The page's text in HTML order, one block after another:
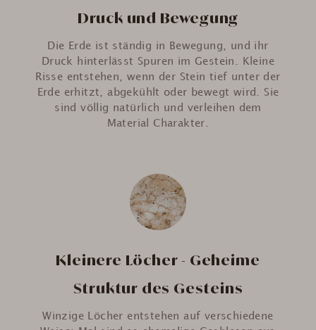
Druck und Bewegung
Die Erde ist ständig in Bewegung, und ihr
Druck hinterlässt Spuren im Gestein. Kleine
Risse entstehen, wenn der Stein tief unter der
Erde erhitzt, abgekühlt oder bewegt wird. Sie
sind völlig natürlich und verleihen dem
Material Charakter.
Kleinere Löcher - Geheime
Struktur des Gesteins
Winzige Löcher entstehen auf verschiedene